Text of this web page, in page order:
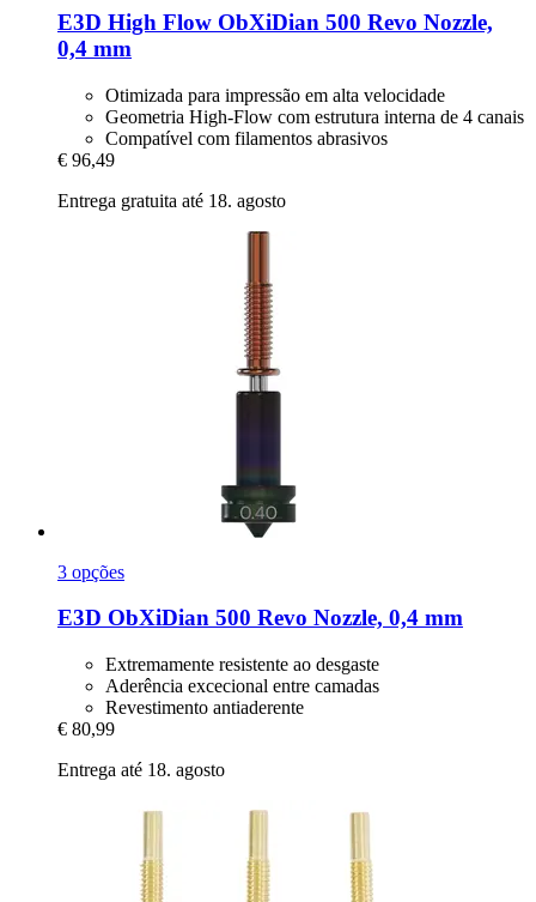
E3D High Flow ObXiDian 500 Revo Nozzle,
0,4 mm
Otimizada para impressão em alta velocidade
Geometria High-Flow com estrutura interna de 4 canais
Compatível com filamentos abrasivos
€ 96,49
Entrega gratuita até 18. agosto
3 opções
E3D ObXiDian 500 Revo Nozzle, 0,4 mm
Extremamente resistente ao desgaste
Aderência excecional entre camadas
Revestimento antiaderente
€ 80,99
Entrega até 18. agosto